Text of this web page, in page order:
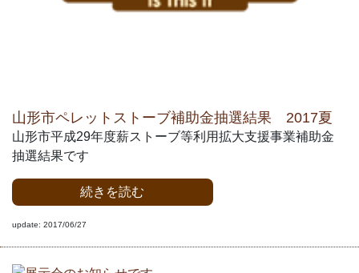
山形市ペレットストーブ補助金抽選結果 2017夏
山形市平成29年度薪ストーブ等利用拡大支援事業補助金
抽選結果です
続きを読む
update: 2017/06/27